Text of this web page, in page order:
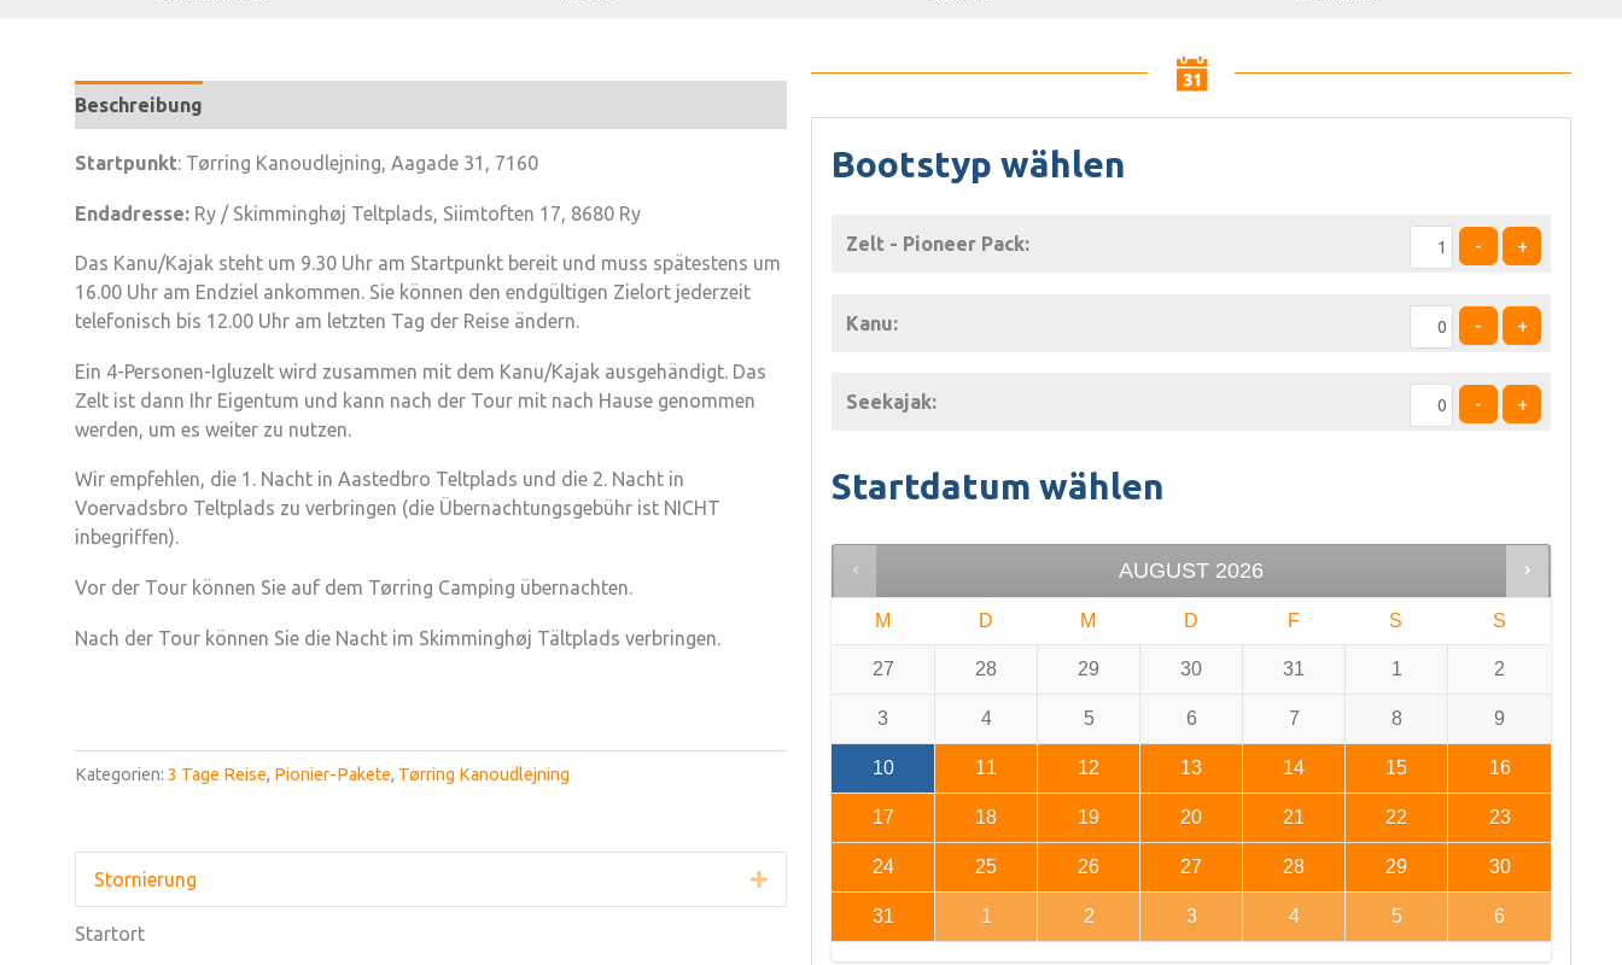
Beschreibung
Startpunkt: Tørring Kanoudlejning, Aagade 31, 7160
Endadresse: Ry / Skimminghøj Teltplads, Siimtoften 17, 8680 Ry
Das Kanu/Kajak steht um 9.30 Uhr am Startpunkt bereit und muss spätestens um
16.00 Uhr am Endziel ankommen. Sie können den endgültigen Zielort jederzeit
telefonisch bis 12.00 Uhr am letzten Tag der Reise ändern.
Ein 4-Personen-Igluzelt wird zusammen mit dem Kanu/Kajak ausgehändigt. Das
Zelt ist dann Ihr Eigentum und kann nach der Tour mit nach Hause genommen
werden, um es weiter zu nutzen.
Wir empfehlen, die 1. Nacht in Aastedbro Teltplads und die 2. Nacht in
Voervadsbro Teltplads zu verbringen (die Übernachtungsgebühr ist NICHT
inbegriffen).
Vor der Tour können Sie auf dem Tørring Camping übernachten.
Nach der Tour können Sie die Nacht im Skimminghøj Tältplads verbringen.
Kategorien: 3 Tage Reise, Pionier-Pakete, Tørring Kanoudlejning
Stornierung Erweitern Sie
Startort
Bootstyp wählen
Zelt - Pioneer Pack: - +
Kanu: - +
Seekajak: - +
Startdatum wählen
AUGUST 2026
M D M D F S S
27 28 29 30 31 1 2
3 4 5 6 7 8 9
10 11 12 13 14 15 16
17 18 19 20 21 22 23
24 25 26 27 28 29 30
31 1 2 3 4 5 6